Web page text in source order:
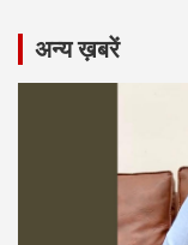
अन्य ख़बरें